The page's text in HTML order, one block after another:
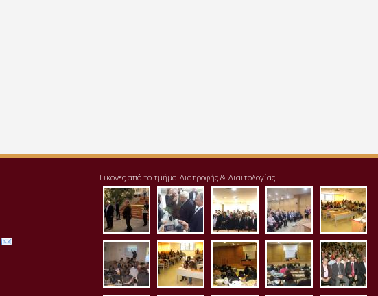
Εικόνες από το τμήμα Διατροφής & Διαιτολογίας
pd111-1.jpgimg_20171125_123642.jpg
president_tei_1.jpg
1024x768.jpg
aithousa2.jpg
aithousa3.jpg
aithousa4.jpg
aithousa5.jpg